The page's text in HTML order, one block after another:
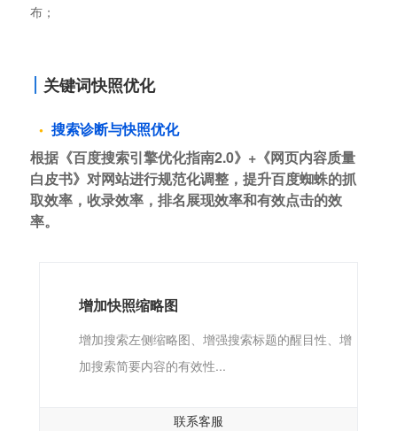
布；
关键词快照优化
搜索诊断与快照优化
根据《百度搜索引擎优化指南2.0》+《网页内容质量
白皮书》对网站进行规范化调整，提升百度蜘蛛的抓
取效率，收录效率，排名展现效率和有效点击的效
率。
增加快照缩略图
增加搜索左侧缩略图、增强搜索标题的醒目性、增
加搜索简要内容的有效性...
联系客服